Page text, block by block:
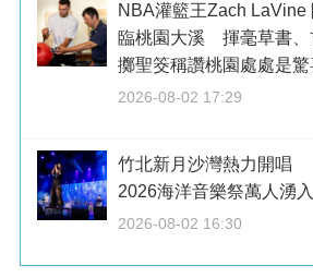
NBA灌籃王Zach LaVine
臨桃園大溪 揮毫草書、
擲聖筊稱讚桃園處處是驚
2026-08-02 17:29
竹北新月沙灣熱力開唱
2026海洋音樂祭萬人湧入
2026-08-02 16:30